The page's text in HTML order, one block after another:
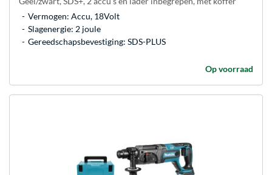
Vermogen: Accu, 18Volt
Slagenergie: 2 joule
Gereedschapsbevestiging: SDS-PLUS
Op voorraad